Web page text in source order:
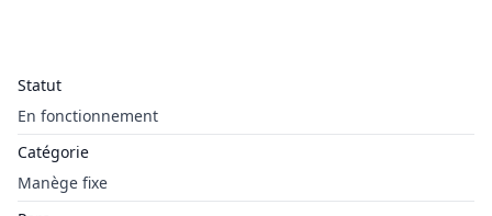
Statut
En fonctionnement
Catégorie
Manège fixe